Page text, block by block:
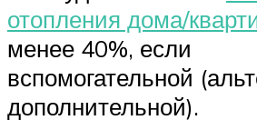
отопления дома/
менее 40%, если
вспомогательной
дополнительной).